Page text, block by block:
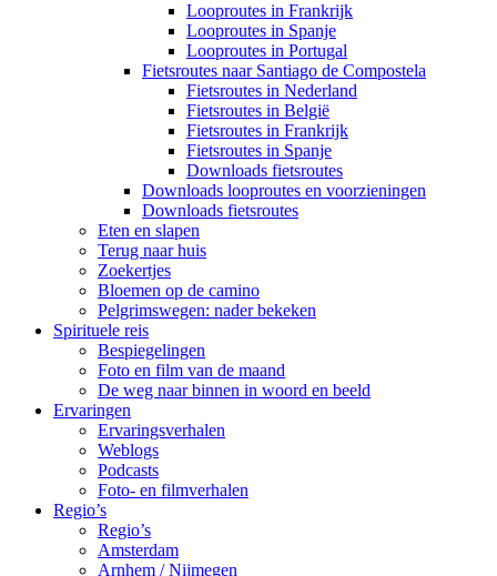
Looproutes in Frankrijk
Looproutes in Spanje
Looproutes in Portugal
Fietsroutes naar Santiago de Compostela
Fietsroutes in Nederland
Fietsroutes in België
Fietsroutes in Frankrijk
Fietsroutes in Spanje
Downloads fietsroutes
Downloads looproutes en voorzieningen
Downloads fietsroutes
Eten en slapen
Terug naar huis
Zoekertjes
Bloemen op de camino
Pelgrimswegen: nader bekeken
Spirituele reis
Bespiegelingen
Foto en film van de maand
De weg naar binnen in woord en beeld
Ervaringen
Ervaringsverhalen
Weblogs
Podcasts
Foto- en filmverhalen
Regio’s
Regio’s
Amsterdam
Arnhem / Nijmegen